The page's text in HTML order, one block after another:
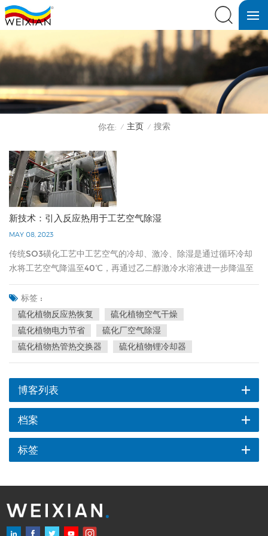
你在: / 主页 / 搜索
新技术：引入反应热用于工艺空气除湿
MAY 08, 2023
传统SO3磺化工艺中工艺空气的冷却、激冷、除湿是通过循环冷却
水将工艺空气降温至40℃，再通过乙二醇激冷水溶液进一步降温至
5℃；然后工艺空气进入硅胶空气干燥器。在这种情况下，冷冻水必
须由电冷水机产生，例如3.8t/h的工厂需要100KW的冷水机。 而
魏县新开发的新工艺是利用硫磺炉出口的SO2和转炉出口的SO3的
反应热直接产生蒸汽。少量蒸汽用于硫磺熔化，其余蒸汽进入溴化
锂吸收式制冷机产生冷冻水。冷却水首先将工艺空气降低到 8 C 并
带走大部分热量；然后通过 12-15KW 的电冷水机将工艺空气的温度
6℃，直接进行硅胶干燥。 一个3.8t/h的装置可节电100KWH，
一年可节电约80万度。 详细过程如下： 空气干燥装置 翅片式换热
器材质为SS304，上部换热面积为80%。溴化锂吸收式冷水机产生
3℃～5℃的冷冻水，使工艺空气温度降至8℃，下部换热面积为
20%，利用电冷机产生的1℃乙二醇溶液进一步降低处理空气至 3 C
- 5 C。在冬天，电冷水机可能不需要运行。溴化锂吸收式制冷机由
水机还配备了乙二醇溶液罐和泵。 开机预热 启动预热器采用
通过SO3出口的管式换热器已被火管换热器取代，用于余热制蒸
汽。直接产生蒸汽，效率提高100%。例如3.8t/h装置，当硫磺进料
标签 :
硫化植物反应热恢复
硫化植物空气干燥
硫化植物电力节省
硫化厂空气除湿
硫化植物热管热交换器
硫化植物锂冷却器
博客列表
档案
标签